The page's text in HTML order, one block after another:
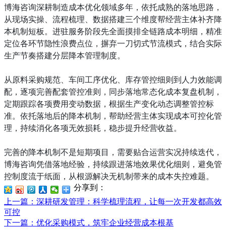
博海咨询深耕制造成本优化领域多年，依托成熟的落地思路，
从现场实操、流程梳理、数据搭建三个维度帮经营主体补齐降
本机制短板。进驻服务阶段先全面摸排全链路成本明细，精准
定位各环节隐性浪费点位，摒弃一刀切式节流模式，结合实际
生产节奏搭建分层降本管理制度。
从原料采购规范、车间工序优化、库存管控细则到人力效能调
配，逐项完善配套管控准则，同步落地常态化成本复盘机制，
定期跟踪各项费用变动数据，根据生产变化动态调整管控标
准。依托落地后的降本机制，帮助经营主体实现成本可控化管
理，持续消化各项无效损耗，稳步提升经营收益。
完善的降本机制不是短期项目，需要贴合运营实况持续迭代，
博海咨询凭借落地经验，持续跟进落地效果优化细则，避免管
控制度流于纸面，从根源解决无机制带来的成本失控难题。
分享到：
上一篇 ：深耕研发管理：科学梳理流程，让每一次开发都高效
可控
下一篇 ：优化采购模式，筑牢企业经营成本根基